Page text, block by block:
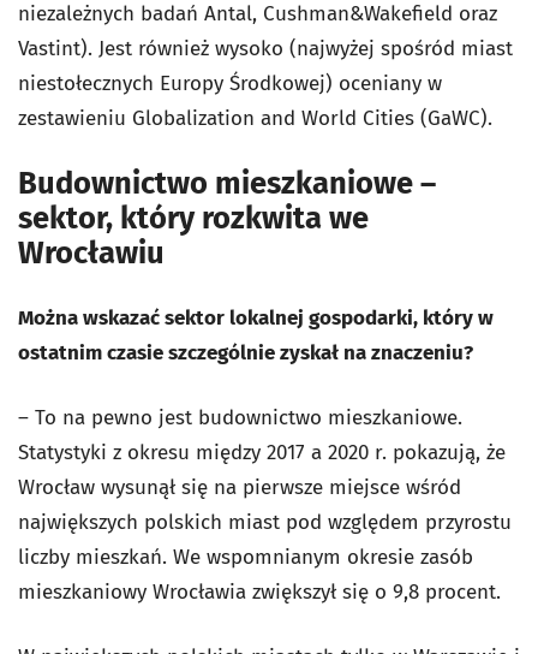
niezależnych badań Antal, Cushman&Wakefield oraz
Vastint). Jest również wysoko (najwyżej spośród miast
niestołecznych Europy Środkowej) oceniany w
zestawieniu Globalization and World Cities (GaWC).
Budownictwo mieszkaniowe –
sektor, który rozkwita we
Wrocławiu
Można wskazać sektor lokalnej gospodarki, który w
ostatnim czasie szczególnie zyskał na znaczeniu?
– To na pewno jest budownictwo mieszkaniowe.
Statystyki z okresu między 2017 a 2020 r. pokazują, że
Wrocław wysunął się na pierwsze miejsce wśród
największych polskich miast pod względem przyrostu
liczby mieszkań. We wspomnianym okresie zasób
mieszkaniowy Wrocławia zwiększył się o 9,8 procent.